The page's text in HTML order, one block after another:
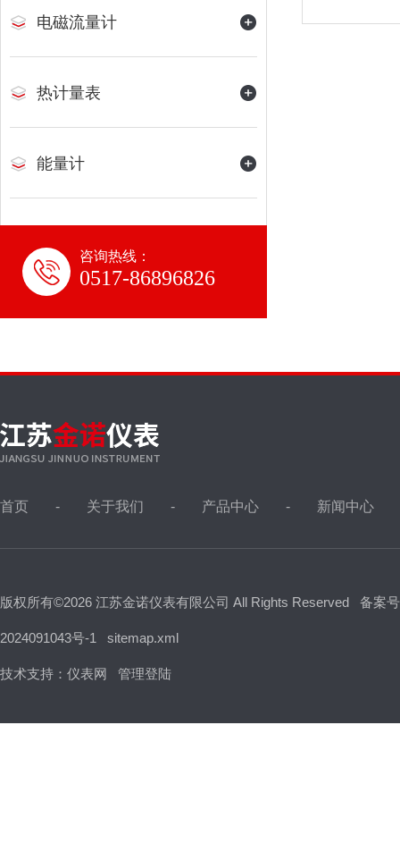
电磁流量计
热计量表
能量计
咨询热线：
0517-86896826
首页 关于我们 产品中心 新闻中心
版权所有©2026 江苏金诺仪表有限公司 All Rights Reserved 备案
2024091043号-1 sitemap.xml
技术支持： 仪表网 管理登陆